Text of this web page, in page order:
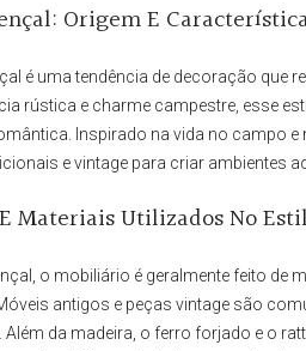
Origem E
é uma tendência de decoração que
rústica e charme campestre, esse
Inspirado na vida no campo
e vintage para criar ambientes
Materiais Utilizados No
o mobiliário é geralmente feito
antigos e peças vintage são
Além da madeira, o ferro forjado e o